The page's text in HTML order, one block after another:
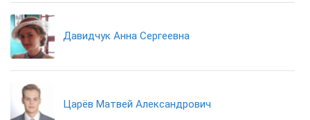
Давидчук Анна Сергеевна
Царёв Матвей Александрович